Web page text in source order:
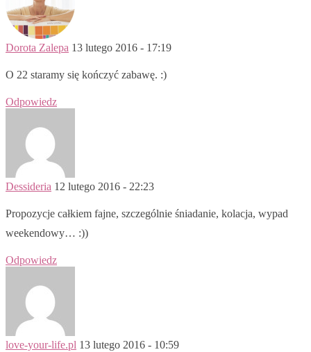
Dorota Zalepa 13 lutego 2016 - 17:19
O 22 staramy się kończyć zabawę. :)
Odpowiedz
Dessideria 12 lutego 2016 - 22:23
Propozycje całkiem fajne, szczególnie śniadanie, kolacja, wypad
weekendowy… :))
Odpowiedz
love-your-life.pl 13 lutego 2016 - 10:59